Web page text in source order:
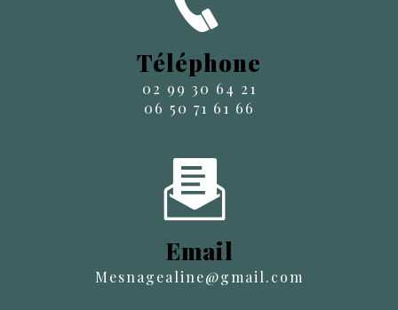
Téléphone
02 99 30 64 21
06 50 71 61 66
Email
mesnagealine@gmail.com